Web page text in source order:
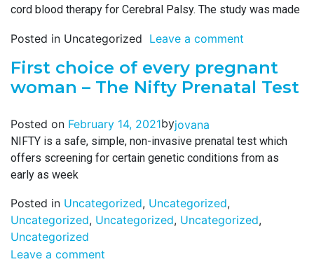
cord blood therapy for Cerebral Palsy. The study was made
Posted in Uncategorized Leave a comment
First choice of every pregnant
woman – The Nifty Prenatal Test
Posted on February 14, 2021byjovana
NIFTY is a safe, simple, non-invasive prenatal test which
offers screening for certain genetic conditions from as
early as week
Posted in Uncategorized, Uncategorized,
Uncategorized, Uncategorized, Uncategorized,
Uncategorized
Leave a comment